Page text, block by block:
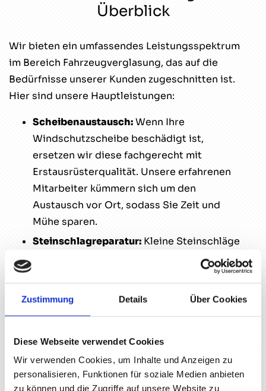
Zustimmung Details Über Cookies
Diese Webseite verwendet Cookies
Wir verwenden Cookies, um Inhalte und Anzeigen zu
personalisieren, Funktionen für soziale Medien anbieten
zu können und die Zugriffe auf unsere Website zu
Überblick
Wir bieten ein umfassendes Leistungsspektrum
im Bereich Fahrzeugverglasung, das auf die
Bedürfnisse unserer Kunden zugeschnitten ist.
Hier sind unsere Hauptleistungen:
Scheibenaustausch:Wenn Ihre
Windschutzscheibe beschädigt ist,
ersetzen wir diese fachgerecht mit
Erstausrüsterqualität. Unsere erfahrenen
Mitarbeiter kümmern sich um den
Austausch vor Ort, sodass Sie Zeit und
Mühe sparen.
Steinschlagreparatur: Kleine Steinschläge
müssen nicht immer einen kompletten
Unsere Fachleute prüfen den Schaden und
führen gegebenenfalls eine kostengünstige
Scheibentönung:Gestalten Sie das
Aussehen Ihres Fahrzeugs und schützen Sie
sich gleichzeitig vor UV-Strahlen und